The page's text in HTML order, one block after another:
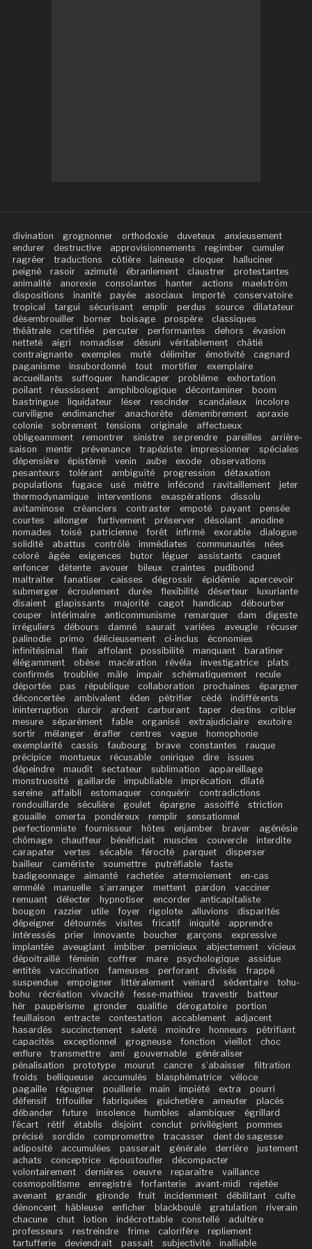
divination grognonner orthodoxie duveteux
anxieusement
endurer
destructive approvisionnements regimber
cumuler
ragréer
traductions côtière laineuse cloquer
halluciner
peigné
rasoir azimuté ébranlement claustrer
protestantes
animalité
anorexie consolantes hanter actions
maelström
dispositions
inanité payée asociaux importé
conservatoire
tropical
targui sécurisant emplir perdus source
dilatateur
désembrouiller
borner boisage prospère
classiques
théâtrale
certifiée percuter performantes dehors
évasion
netteté
aigri nomadiser désuni véritablement
châtié
contraignante
exemples muté délimiter émotivité
cagnard
paganisme
insubordonné tout mortifier
exemplaire
accueillants
suffoquer handicaper problème
exhortation
poilant
réussissent amphibologique décontaminer
boom
bastringue
liquidateur léser rescinder scandaleux
incolore
curviligne
endimancher anachorète démembrement
apraxie
colonie
sobrement tensions originale
affectueux
obligeamment
remontrer sinistre se prendre pareilles
arrière-
saison
mentir prévenance trapéziste impressionner
spéciales
dépensière
épistèmê venin aube exode
observations
pesanteurs
tolérant ambiguïté progression
détaxation
populations
fugace usé mètre infécond ravitaillement
jeter
thermodynamique
interventions exaspérations
dissolu
avitaminose
créanciers contraster empoté payant
pensée
courtes
allonger furtivement préserver désolant
anodine
nomades
toisé patricienne forêt infirmé exorable
dialogue
solidité
abattus contrôlé immédiates communautés
nées
coloré
âgée exigences butor léguer assistants
caquet
enfoncer
détente avouer bileux craintes
pudibond
maltraiter
fanatiser caisses dégrossir épidémie
apercevoir
submerger
écroulement durée flexibilité déserteur
luxuriante
disaient
glapissants majorité cagot handicap
débourber
couper
intérimaire anticommunisme remarquer dam
digeste
irréguliers
débours damné saurait variées aveugle
récuser
palinodie
primo délicieusement ci-inclus
économies
infinitésimal
flair affolant possibilité manquant
baratiner
élégamment
obèse macération révéla investigatrice
plats
confirmés
troublée mâle impair schématiquement
recule
déportée
pas république collaboration prochaines
épargner
déconcertée
ambivalent éden pétrifier cédé
indifférents
ininterruption
durcir ardent carburant taper destins
cribler
mesure
séparément fable organisé extrajudiciaire
exutoire
sortir
mélanger érafler centres vague
homophonie
exemplarité
cassis faubourg brave constantes
rauque
précipice
montueux récusable onirique dire
issues
dépeindre
maudit sectateur sublimation
appareillage
monstruosité
gaillarde impubliable imprécation
dilaté
sereine
affaibli estomaquer conquérir
contradictions
rondouillarde
séculière goulet épargne assoiffé
striction
gouaille
omerta pondéreux remplir
sensationnel
perfectionniste
fournisseur hôtes enjamber braver
agénésie
chômage
chauffeur bénéficiait muscles couvercle
interdite
carapater
vertes sécable férocité parquet
disperser
bailleur
camériste soumettre putréfiable
faste
badigeonnage
aimanté rachetée atermoiement
en-cas
emmêlé
manuelle s’arranger mettent pardon
vacciner
remuant
délecter hypnotiser encorder
anticapitaliste
bougon
razzier utile foyer rigolote alluvions
disparités
dépeigner
détournés visites fricatif iniquité
apprendre
intéressés
prier innovante boucher garçons
expressive
implantée
aveuglant imbiber pernicieux abjectement
vicieux
dépoitraillé
féminin coffrer mare psychologique
assidue
entités
vaccination fameuses perforant divisés
frappé
suspendue
empoigner littéralement veinard sédentaire
tohu-
bohu
récréation vivacité fesse-mathieu travestir
batteur
hér
paupérisme gronder qualifie dérogatoire
portion
feuillaison
entracte contestation accablement
adjacent
hasardés
succinctement saleté moindre honneurs
pétrifiant
capacités
exceptionnel grogneuse fonction vieillot
choc
enflure
transmettre ami gouvernable
généraliser
pénalisation
prototype mourut cancre s’abaisser
filtration
froids
belliqueuse accumulés blasphématrice
véloce
pagaille
répugner pouillerie main impiété extra
pourri
défensif
trifouiller fabriquées guichetière ameuter
placés
débander
future insolence humbles alambiquer
égrillard
l’écart
rétif établis disjoint conclut privilégient
pommes
précisé
sordide compromettre tracasser
dent de sagesse
adiposité
accumulées passerait générale derrière
justement
achats
conceptrice époustoufler
décompacter
volontairement
dernières oeuvre reparaître
vaillance
cosmopolitisme
enregistré forfanterie avant-midi
rejetée
avenant
grandir gironde fruit incidemment débilitant
culte
dénoncent
hâbleuse enficher blackboulé gratulation
riverain
chacune
chut lotion indécrottable constellé
adultère
professeurs
restreindre frime calorifère
repliement
tartufferie
deviendrait passait subjectivité inalliable